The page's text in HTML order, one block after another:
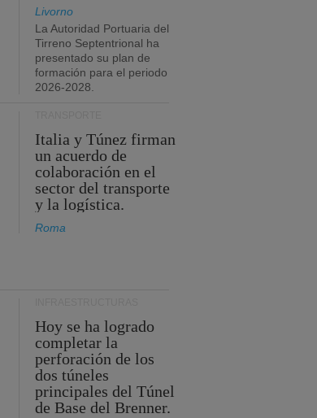
Livorno
La Autoridad Portuaria del
Tirreno Septentrional ha
presentado su plan de
formación para el periodo
2026-2028.
Italia y Túnez firman
un acuerdo de
colaboración en el
sector del transporte
y la logística.
Roma
Hoy se ha logrado
completar la
perforación de los
dos túneles
principales del Túnel
de Base del Brenner.